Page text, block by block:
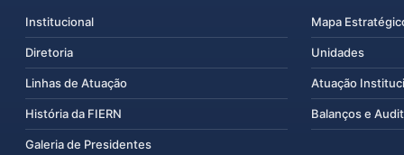
Institucional
Diretoria
Linhas de Atuação
História da FIERN
Galeria de Presidentes
Mapa
Unidades
Atuação
Balanços e